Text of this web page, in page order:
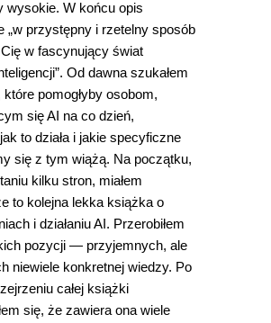
wysokie. W końcu opis
„w przystępny i rzetelny sposób
w fascynujący świat
Od dawna szukałem
które pomogłyby osobom,
się AI na co dzień,
to działa i jakie specyficzne
się z tym wiążą. Na początku,
kilku stron, miałem
to kolejna lekka książka o
i działaniu AI. Przerobiłem
pozycji — przyjemnych, ale
niewiele konkretnej wiedzy. Po
całej książki
się, że zawiera ona wiele